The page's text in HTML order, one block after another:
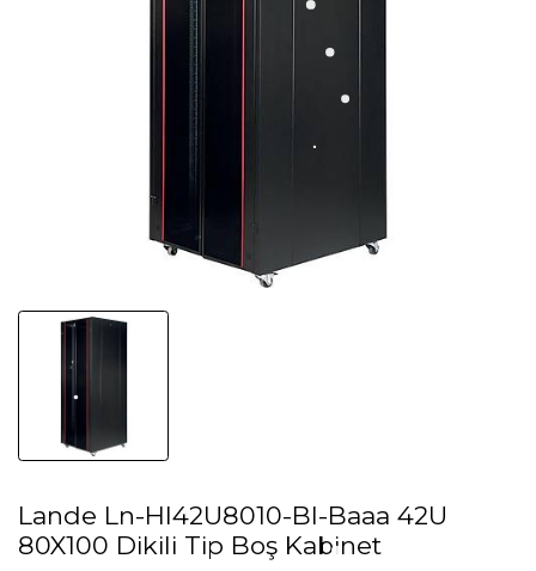
Lande Ln-Hl42U8010-Bl-Baaa 42U
80X100 Dikili Tip Boş Kabinet